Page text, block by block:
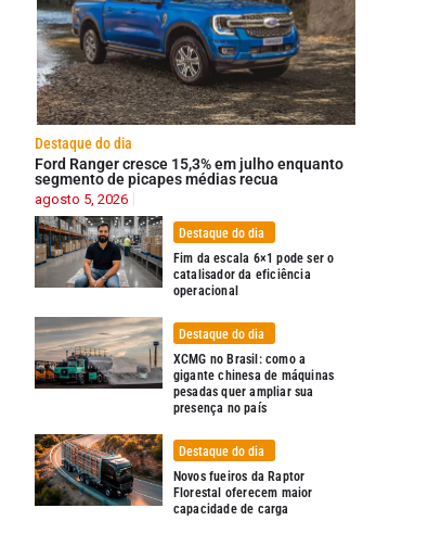
Destaque do dia
Ford Ranger cresce 15,3% em julho enquanto
segmento de picapes médias recua
agosto 5, 2026
Destaque do dia
Fim da escala 6×1 pode ser o
catalisador da eficiência
operacional
Destaque do dia
XCMG no Brasil: como a
gigante chinesa de máquinas
pesadas quer ampliar sua
presença no país
Destaque do dia
Novos fueiros da Raptor
Florestal oferecem maior
capacidade de carga